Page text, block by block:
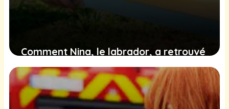
Comment Nina, le labrador, a retrouvé
joie et sécurité dans un nouveau chez-
soi après une épreuve difficile
28 janvier 2025